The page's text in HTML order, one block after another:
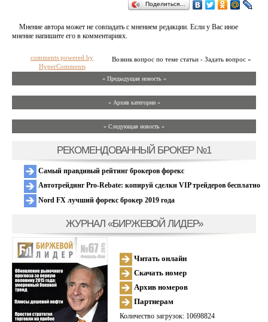
Поделиться…
Мнение автора может не совпадать с мнением редакции. Если у Вас иное
мнение напишите его в комментариях.
Возник вопрос по теме статьи - Задать вопрос »
comments powered by
HyperComments
« Предыдущая новость «
» Архив категории «
» Следующая новость »
РЕКОМЕНДОВАННЫЙ БРОКЕР №1
Самый правдивый рейтинг брокеров форекс
Автотрейдинг Pro-Rebate: копируй сделки VIP трейдеров бесплатно
Nord FX лучший форекс брокер 2019 года
ЖУРНАЛ «БИРЖЕВОЙ ЛИДЕР»
Читать онлайн
Скачать номер
Архив номеров
Партнерам
Количество загрузок: 10698824